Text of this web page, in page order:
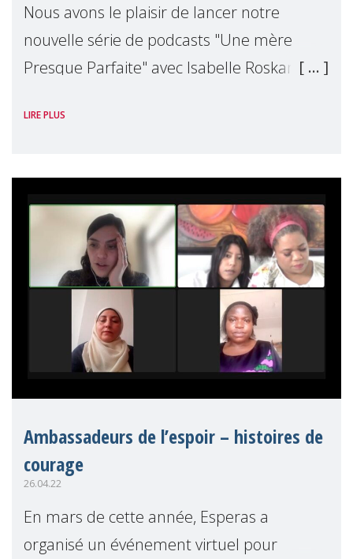
Nous avons le plaisir de lancer notre
nouvelle série de podcasts "Une mère
Presque Parfaite" avec Isabelle Roskam,
développement et de la parentalité à
LIRE PLUS
Ambassadeurs de l’espoir – histoires de
courage
26.04.22
En mars de cette année, Esperas a
organisé un événement virtuel pour